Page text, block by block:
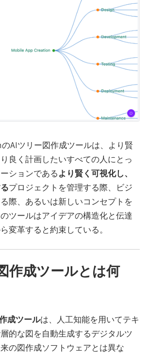
AIツリー図作成ツールは、より賢
良く計画したいすべての人にとっ
ションであるより賢く可視化し、
プロジェクトを管理する際、ビジ
際、あるいは新しいコンセプトを
ツールはアイデアの構造化と伝達
変革すると約束している。
作成ツールとは何
成ツールは、人工知能を用いてテキ
的な図を自動生成するデジタルツ
の図作成ソフトウェアとは異な